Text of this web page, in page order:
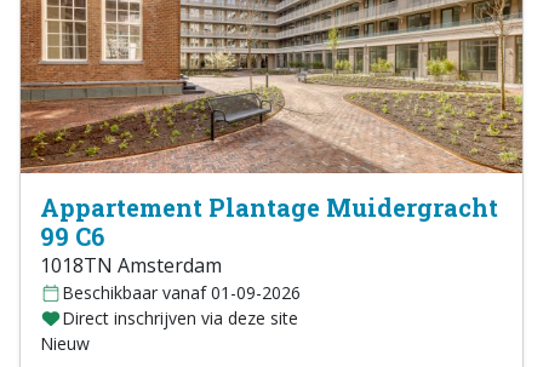
Appartement Plantage Muidergracht
99 C6
1018TN Amsterdam
Beschikbaar vanaf 01-09-2026
Direct inschrijven via deze site
Nieuw